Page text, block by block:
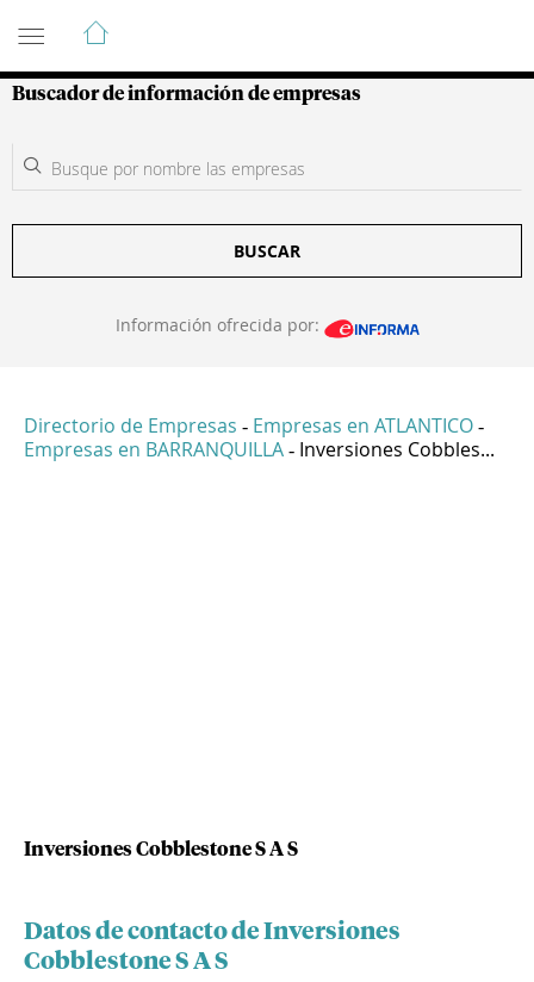
Guía de Empresas Colombianas
Buscador de información de empresas
BUSCAR
Información ofrecida por:
Directorio de Empresas - Empresas en ATLANTICO -
Empresas en BARRANQUILLA - Inversiones Cobbles...
Inversiones Cobblestone S A S
Datos de contacto de Inversiones
Cobblestone S A S